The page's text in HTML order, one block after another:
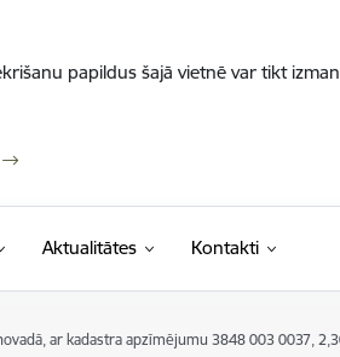
papildus šajā vietnē var tikt
Aktualitātes Kontakti
ar kadastra apzīmējumu 3848 003 0037,